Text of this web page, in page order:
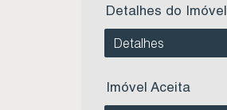
Detalhes do Imóvel
Detalhes
Imóvel Aceita